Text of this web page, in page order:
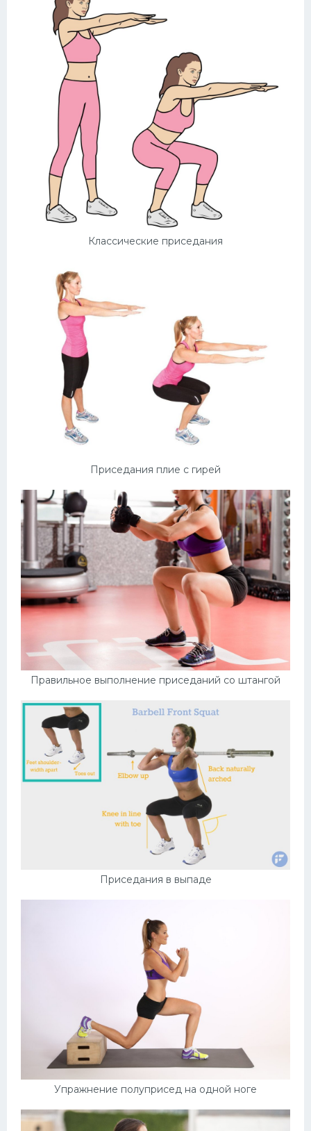
Классические приседания
Приседания плие с гирей
Правильное выполнение приседаний со штангой
Приседания в выпаде
Упражнение полуприсед на одной ноге